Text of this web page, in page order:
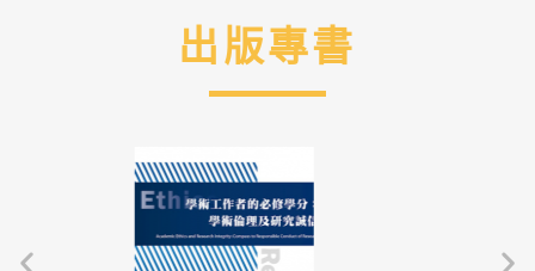
出版專書